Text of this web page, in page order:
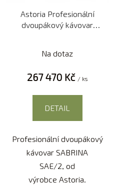
Astoria Profesionální
dvoupákový kávovar
Na dotaz
267 470 Kč / ks
DETAIL
Profesionální dvoupákový
kávovar SABRINA
SAE/2, od
výrobce Astoria.